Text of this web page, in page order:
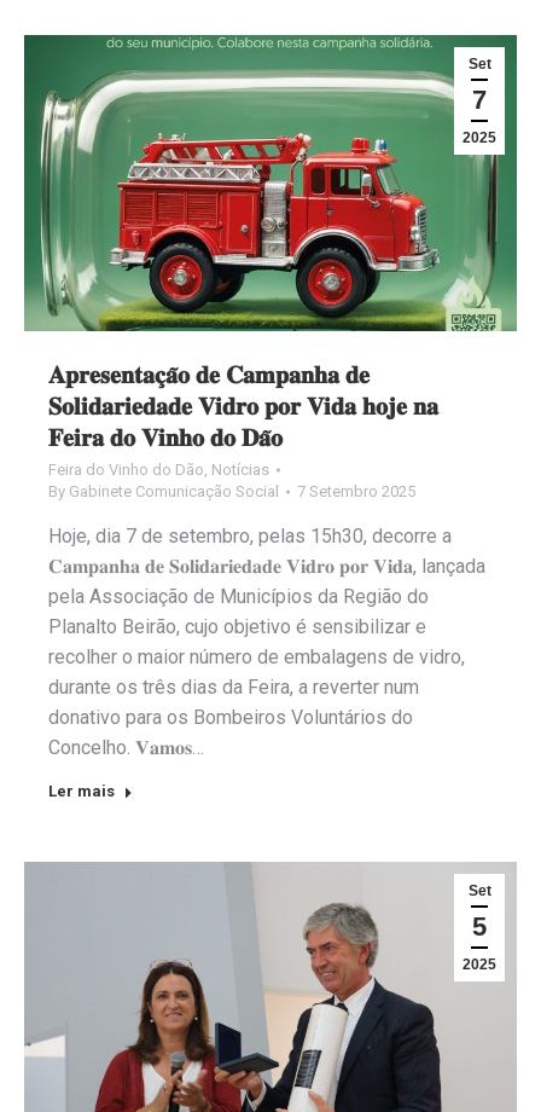
Set
7
2025
𝐀𝐩𝐫𝐞𝐬𝐞𝐧𝐭𝐚𝐜̧𝐚̃𝐨 𝐝𝐞 𝐂𝐚𝐦𝐩𝐚𝐧𝐡𝐚 𝐝𝐞
𝐒𝐨𝐥𝐢𝐝𝐚𝐫𝐢𝐞𝐝𝐚𝐝𝐞 𝐕𝐢𝐝𝐫𝐨 𝐩𝐨𝐫 𝐕𝐢𝐝𝐚 𝐡𝐨𝐣𝐞 𝐧𝐚
𝐅𝐞𝐢𝐫𝐚 𝐝𝐨 𝐕𝐢𝐧𝐡𝐨 𝐝𝐨 𝐃𝐚̃𝐨
Feira do Vinho do Dão Notícias
By Gabinete Comunicação Social 7 Setembro 2025
Hoje, dia 7 de setembro, pelas 15h30, decorre a
𝐂𝐚𝐦𝐩𝐚𝐧𝐡𝐚 𝐝𝐞 𝐒𝐨𝐥𝐢𝐝𝐚𝐫𝐢𝐞𝐝𝐚𝐝𝐞 𝐕𝐢𝐝𝐫𝐨 𝐩𝐨𝐫 𝐕𝐢𝐝𝐚, lançada
pela Associação de Municípios da Região do
Planalto Beirão, cujo objetivo é sensibilizar e
recolher o maior número de embalagens de vidro,
durante os três dias da Feira, a reverter num
donativo para os Bombeiros Voluntários do
Concelho. 𝐕𝐚𝐦𝐨𝐬…
Ler mais
Set
5
2025